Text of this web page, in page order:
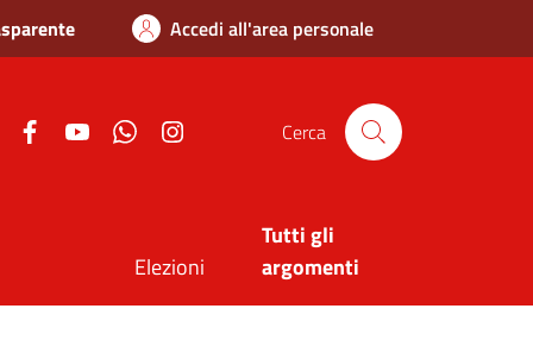
Accedi all'area personale
FacebookYoutube Whatsapp Cerca
Elezioni
Tutti gli
argomenti